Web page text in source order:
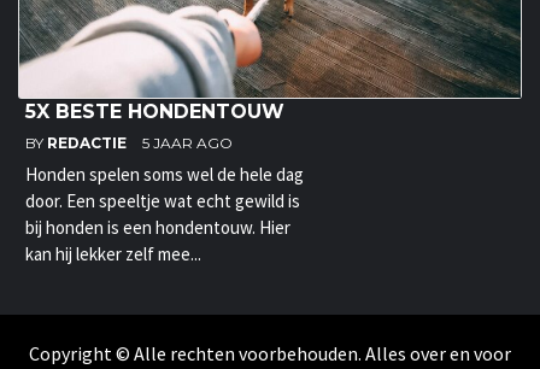
5X BESTE HONDENTOUW
BY REDACTIE 5 JAAR AGO
Honden spelen soms wel de hele dag
door. Een speeltje wat echt gewild is
bij honden is een hondentouw. Hier
kan hij lekker zelf mee...
Copyright © Alle rechten voorbehouden. Alles over en voor